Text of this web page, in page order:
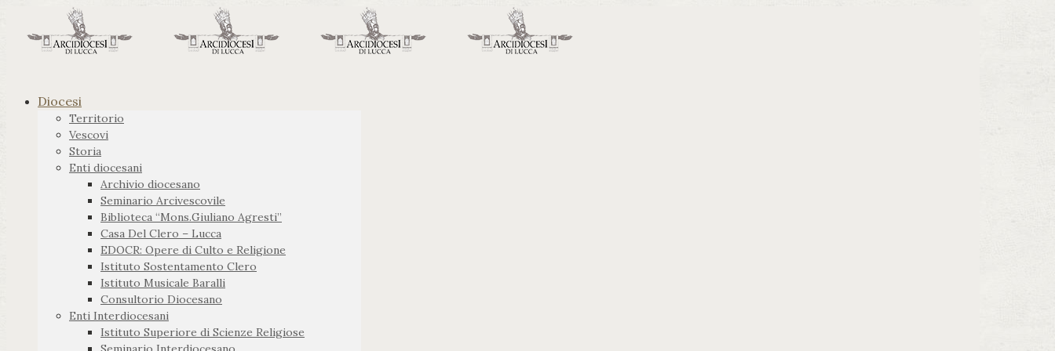
Diocesi
Territorio
Vescovi
Storia
Enti diocesani
Archivio diocesano
Seminario Arcivescovile
Biblioteca “Mons.Giuliano Agresti”
Casa Del Clero – Lucca
EDOCR: Opere di Culto e Religione
Istituto Sostentamento Clero
Istituto Musicale Baralli
Consultorio Diocesano
Enti Interdiocesani
Istituto Superiore di Scienze Religiose